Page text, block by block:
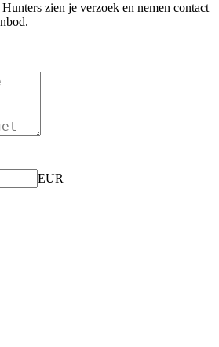
zien je verzoek en nemen contact
EUR